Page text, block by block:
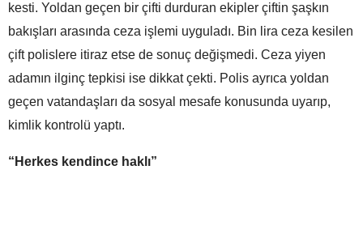
kesti. Yoldan geçen bir çifti durduran ekipler çiftin şaşkın
bakışları arasında ceza işlemi uyguladı. Bin lira ceza kesilen
çift polislere itiraz etse de sonuç değişmedi. Ceza yiyen
adamın ilginç tepkisi ise dikkat çekti. Polis ayrıca yoldan
geçen vatandaşları da sosyal mesafe konusunda uyarıp,
kimlik kontrolü yaptı.
“Herkes kendince haklı”